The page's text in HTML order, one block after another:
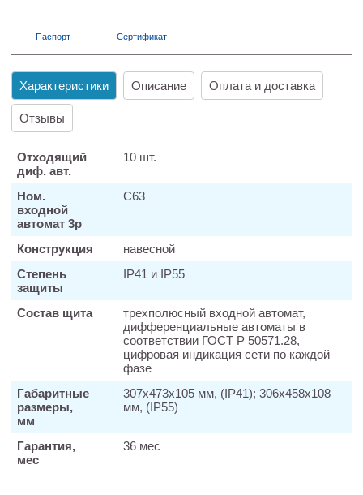
Паспорт Сертификат
Характеристики Описание Оплата и доставка
Отзывы
Отходящий
диф. авт.
10 шт.
Ном.
входной
автомат 3р
С63
Конструкция
навесной
Степень
защиты
IP41 и IP55
Состав щита
трехполюсный входной автомат,
дифференциальные автоматы в
соответствии ГОСТ Р 50571.28,
цифровая индикация сети по каждой
фазе
Габаритные
размеры,
мм
307х473х105 мм, (IP41); 306х458х108
мм, (IP55)
Гарантия,
мес
36 мес